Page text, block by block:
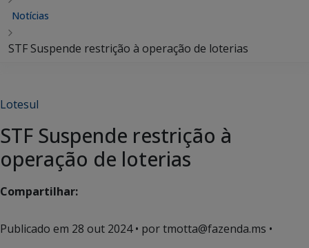
Notícias
STF Suspende restrição à operação de loterias
Lotesul
STF Suspende restrição à
operação de loterias
Compartilhar:
Publicado em 28 out 2024• por tmotta@fazenda.ms •